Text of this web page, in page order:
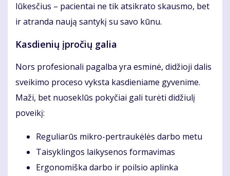
lūkesčius – pacientai ne tik atsikrato skausmo, bet
ir atranda naują santykį su savo kūnu.
Kasdienių įpročių galia
Nors profesionali pagalba yra esminė, didžioji dalis
sveikimo proceso vyksta kasdieniame gyvenime.
Maži, bet nuoseklūs pokyčiai gali turėti didžiulį
poveikį:
Reguliarūs mikro-pertraukėlės darbo metu
Taisyklingos laikysenos formavimas
Ergonomiška darbo ir poilsio aplinka